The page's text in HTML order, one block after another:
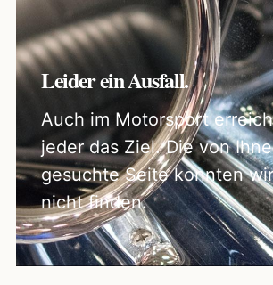
Leider ein Ausfall.
Auch im Motorsport
jeder das Ziel. Die von
gesuchte Seite konnten
nicht finden.